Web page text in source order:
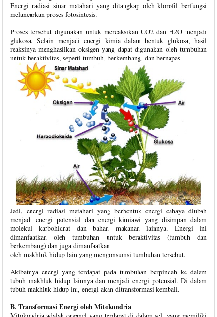
Energi radiasi sinar matahari yang ditangkap oleh klorofil berfungsi
melancarkan proses fotosintesis.
Proses tersebut digunakan untuk mereaksikan CO2 dan H2O menjadi
glukosa. Selain menjadi energi kimia dalam bentuk glukosa, hasil
reaksinya menghasilkan oksigen yang dapat digunakan oleh tumbuhan
untuk beraktivitas, seperti tumbuh, berkembang, dan bernapas.
Jadi, energi radiasi matahari yang berbentuk energi cahaya diubah
menjadi energi potensial dan energi kimiawi yang disimpan dalam
molekul karbohidrat dan bahan makanan lainnya. Energi ini
dimanfaatkan oleh tumbuhan untuk beraktivitas (tumbuh dan
berkembang) dan juga dimanfaatkan
oleh makhluk hidup lain yang mengonsumsi tumbuhan tersebut.
Akibatnya energi yang terdapat pada tumbuhan berpindah ke dalam
tubuh makhluk hidup lainnya dan menjadi energi potensial. Di dalam
tubuh makhluk hidup ini, energi akan ditransformasi kembali.
B. Transformasi Energi oleh Mitokondria
Mitokondria adalah organel yang terdapat di dalam sel, yang memiliki